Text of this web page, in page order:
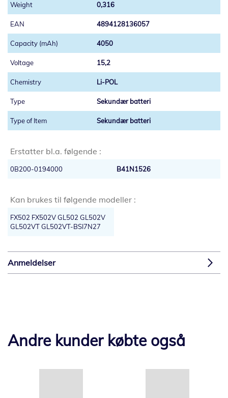
0,316
4894128136057
4050
15,2
Li-POL
Sekundær batteri
Sekundær batteri
Erstatter bl.a. følgende :
0B200-0194000 B41N1526
Kan brukes til følgende modeller :
FX502 FX502V GL502 GL502V
GL502VT GL502VT-BSI7N27
Anmeldelser
Andre kunder købte også